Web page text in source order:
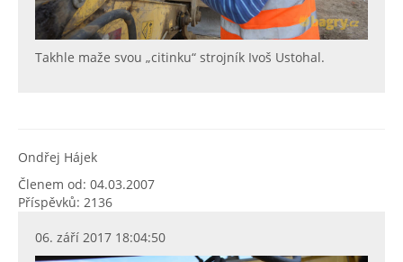
Takhle maže svou „citinku“ strojník Ivoš Ustohal.
Ondřej Hájek
Členem od: 04.03.2007
Příspěvků: 2136
06. září 2017 18:04:50